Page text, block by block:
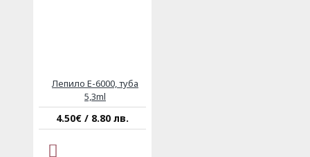
Лепило E-6000, туба
5,3ml
4.50€ / 8.80 лв.